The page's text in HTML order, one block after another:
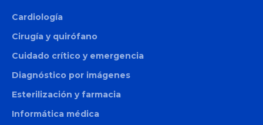
Cardiología
Cirugía y quirófano
Cuidado crítico y emergencia
Diagnóstico por imágenes
Esterilización y farmacia
Informática médica